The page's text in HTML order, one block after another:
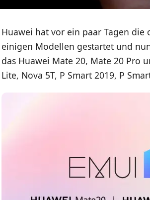
Huawei hat vor ein paar Tagen die
einigen Modellen gestartet und
das Huawei Mate 20, Mate 20 Pro
Lite, Nova 5T, P Smart 2019, P